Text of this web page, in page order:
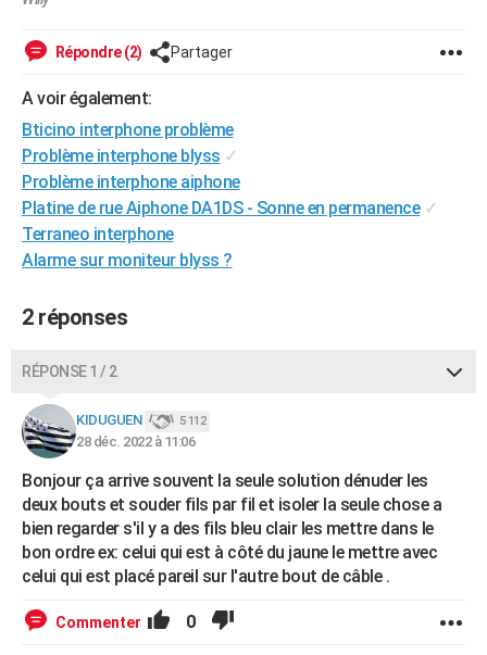
Répondre (2) Partager
A voir également:
Bticino interphone problème
Problème interphone blyss ✓
Problème interphone aiphone
Platine de rue Aiphone DA1DS - Sonne en permanence ✓
Terraneo interphone
Alarme sur moniteur blyss ?
2 réponses
RÉPONSE 1 / 2
KIDUGUEN 5 112
28 déc. 2022 à 11:06
Bonjour ça arrive souvent la seule solution dénuder les
deux bouts et souder fils par fil et isoler la seule chose a
bien regarder s'il y a des fils bleu clair les mettre dans le
bon ordre ex: celui qui est à côté du jaune le mettre avec
celui qui est placé pareil sur l'autre bout de câble .
Commenter 0